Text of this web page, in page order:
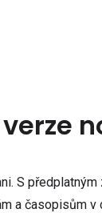
S
a časopisům v